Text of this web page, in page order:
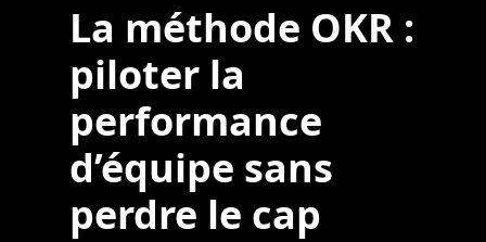
La méthode OKR :
piloter la
performance
d’équipe sans
perdre le cap